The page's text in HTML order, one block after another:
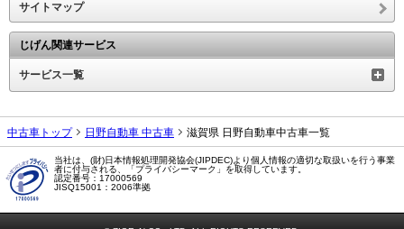
サイトマップ
じげん関連サービス
サービス一覧
中古車トップ 日野自動車 中古車 滋賀県 日野自動車中古車一覧
当社は、(財)日本情報処理開発協会(JIPDEC)より個人情報の適切な取扱いを行う事業
者に付与される、「プライバシーマーク」を取得しています。
認定番号：17000569
JISQ15001：2006準拠